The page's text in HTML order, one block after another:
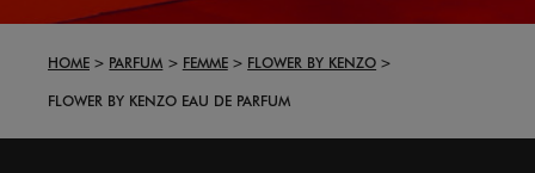
HOME PARFUM FEMME
FLOWER BY KENZO
FLOWER BY KENZO EAU DE PARFUM